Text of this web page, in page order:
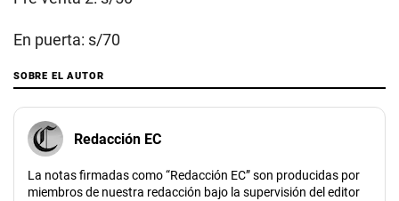
En puerta: s/70
SOBRE EL AUTOR
Redacción EC
La notas firmadas como “Redacción EC” son producidas por
miembros de nuestra redacción bajo la supervisión del editor